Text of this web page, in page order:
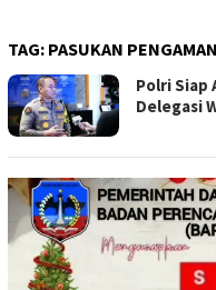
TAG: PASUKAN
Polri Siap
Delegasi